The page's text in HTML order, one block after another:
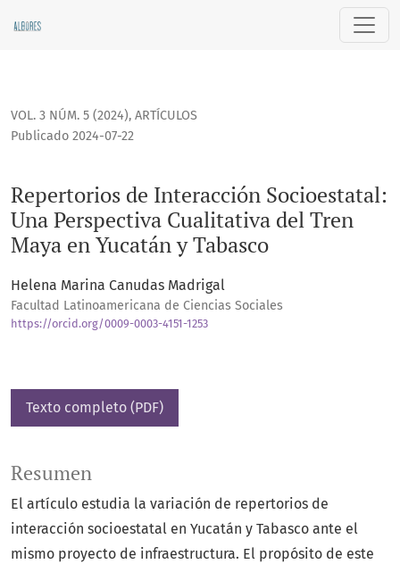
Repertorios de Interacción Socioestatal: Una Perspectiva
VOL. 3 NÚM. 5 (2024), ARTÍCULOS
Repertorios de Interacción Socioestatal:
Una Perspectiva Cualitativa del Tren
Maya en Yucatán y Tabasco
Publicado 2024-07-22
Helena Marina Canudas Madrigal
Facultad Latinoamericana de Ciencias Sociales
https://orcid.org/0009-0003-4151-1253
Texto completo (PDF)
Resumen
El artículo estudia la variación de repertorios de
interacción socioestatal en Yucatán y Tabasco ante el
mismo proyecto de infraestructura. El propósito de este